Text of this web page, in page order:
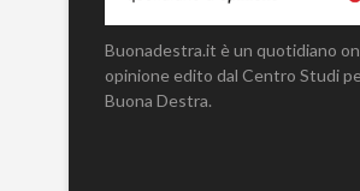
Buonadestra.it è un quotidiano
opinione edito dal Centro Studi
Buona Destra.